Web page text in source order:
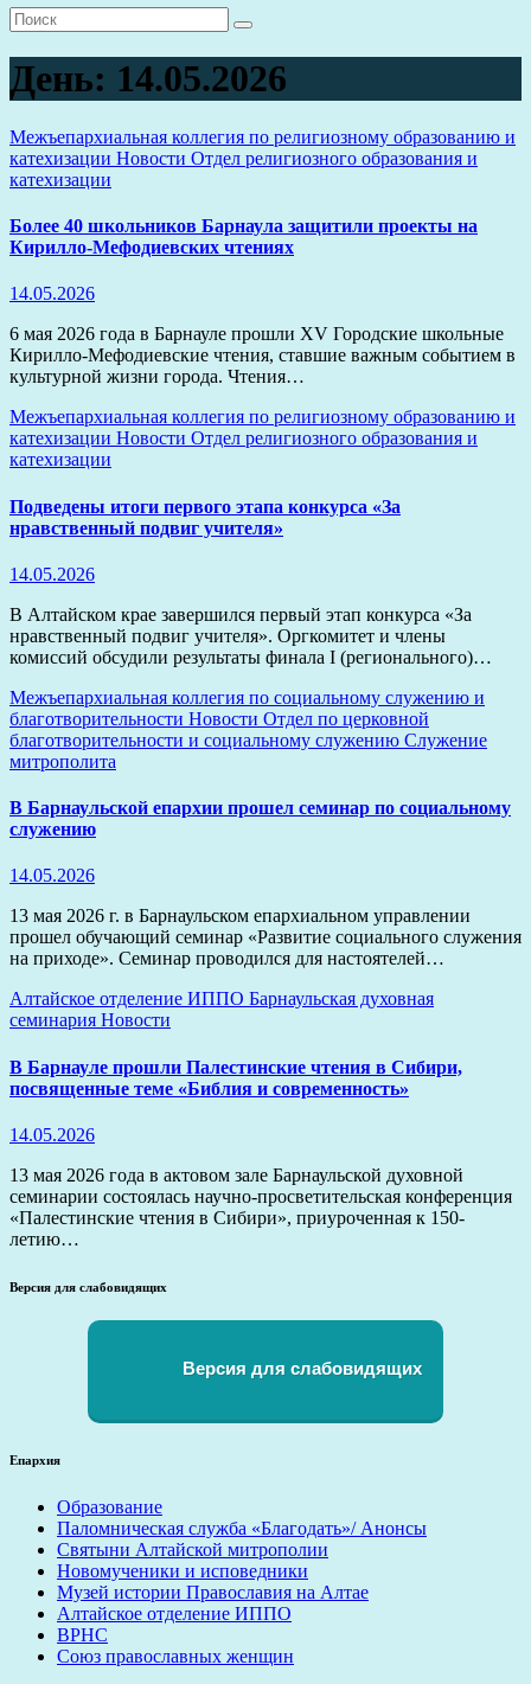
День: 14.05.2026
Межъепархиальная коллегия по религиозному образованию и
катехизации Новости Отдел религиозного образования и
катехизации
Более 40 школьников Барнаула защитили проекты на
Кирилло-Мефодиевских чтениях
14.05.2026
6 мая 2026 года в Барнауле прошли XV Городские школьные
Кирилло-Мефодиевские чтения, ставшие важным событием в
культурной жизни города. Чтения…
Межъепархиальная коллегия по религиозному образованию и
катехизации Новости Отдел религиозного образования и
катехизации
Подведены итоги первого этапа конкурса «За
нравственный подвиг учителя»
14.05.2026
В Алтайском крае завершился первый этап конкурса «За
нравственный подвиг учителя». Оргкомитет и члены
комиссий обсудили результаты финала I (регионального)…
Межъепархиальная коллегия по социальному служению и
благотворительности Новости Отдел по церковной
благотворительности и социальному служению Служение
митрополита
В Барнаульской епархии прошел семинар по социальному
служению
14.05.2026
13 мая 2026 г. в Барнаульском епархиальном управлении
прошел обучающий семинар «Развитие социального служения
на приходе». Семинар проводился для настоятелей…
Алтайское отделение ИППО Барнаульская духовная
семинария Новости
В Барнауле прошли Палестинские чтения в Сибири,
посвященные теме «Библия и современность»
14.05.2026
13 мая 2026 года в актовом зале Барнаульской духовной
семинарии состоялась научно-просветительская конференция
«Палестинские чтения в Сибири», приуроченная к 150-
летию…
Версия для слабовидящих
Версия для слабовидящих
Епархия
Образование
Паломническая служба «Благодать»/ Анонсы
Святыни Алтайской митрополии
Новомученики и исповедники
Музей истории Православия на Алтае
Алтайское отделение ИППО
ВРНС
Союз православных женщин